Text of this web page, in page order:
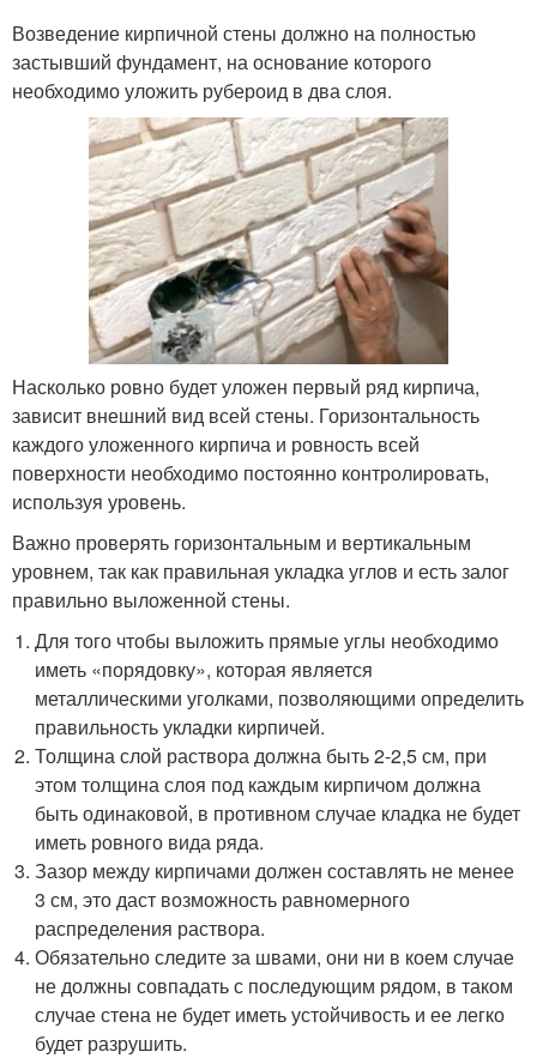
Возведение кирпичной стены должно на полностью
застывший фундамент, на основание которого
необходимо уложить рубероид в два слоя.
Насколько ровно будет уложен первый ряд кирпича,
зависит внешний вид всей стены. Горизонтальность
каждого уложенного кирпича и ровность всей
поверхности необходимо постоянно контролировать,
используя уровень.
Важно проверять горизонтальным и вертикальным
уровнем, так как правильная укладка углов и есть залог
правильно выложенной стены.
Для того чтобы выложить прямые углы необходимо
иметь «порядовку», которая является
металлическими уголками, позволяющими определить
правильность укладки кирпичей.
Толщина слой раствора должна быть 2-2,5 см, при
этом толщина слоя под каждым кирпичом должна
быть одинаковой, в противном случае кладка не будет
иметь ровного вида ряда.
Зазор между кирпичами должен составлять не менее
3 см, это даст возможность равномерного
распределения раствора.
Обязательно следите за швами, они ни в коем случае
не должны совпадать с последующим рядом, в таком
случае стена не будет иметь устойчивость и ее легко
будет разрушить.